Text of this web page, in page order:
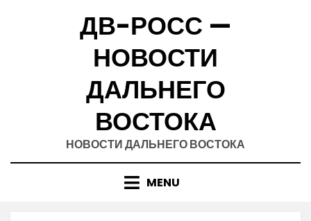
ДВ-РОСС —
НОВОСТИ
ДАЛЬНЕГО
ВОСТОКА
НОВОСТИ ДАЛЬНЕГО ВОСТОКА
MENU